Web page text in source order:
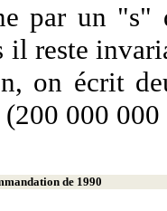
par un "s"
reste
on écrit
000
de 1990